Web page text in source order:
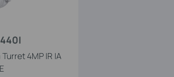
4MP IR IA